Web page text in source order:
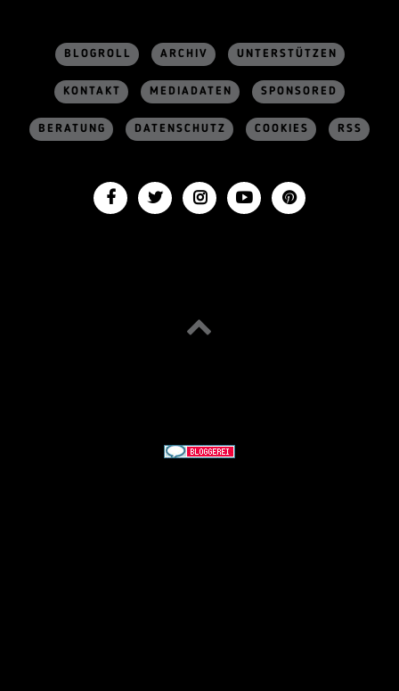
BLOGROLL ARCHIV UNTERSTÜTZEN
KONTAKT MEDIADATEN SPONSORED
BERATUNG DATENSCHUTZ COOKIES RSS